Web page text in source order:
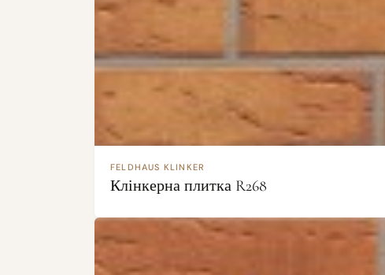
FELDHAUS KLINKER
Клінкерна плитка R268